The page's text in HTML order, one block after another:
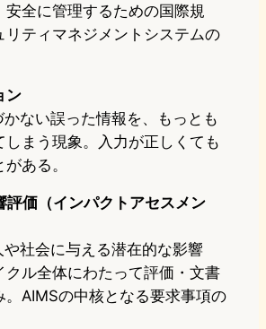
安全に管理するための国際規
リティマネジメントシステムの
ン
ない誤った情報を、もっとも
しまう現象。入力が正しくても
ある。
評価（インパクトアセスメン
や社会に与える潜在的な影響
クル全体にわたって評価・文書
。AIMSの中核となる要求事項の